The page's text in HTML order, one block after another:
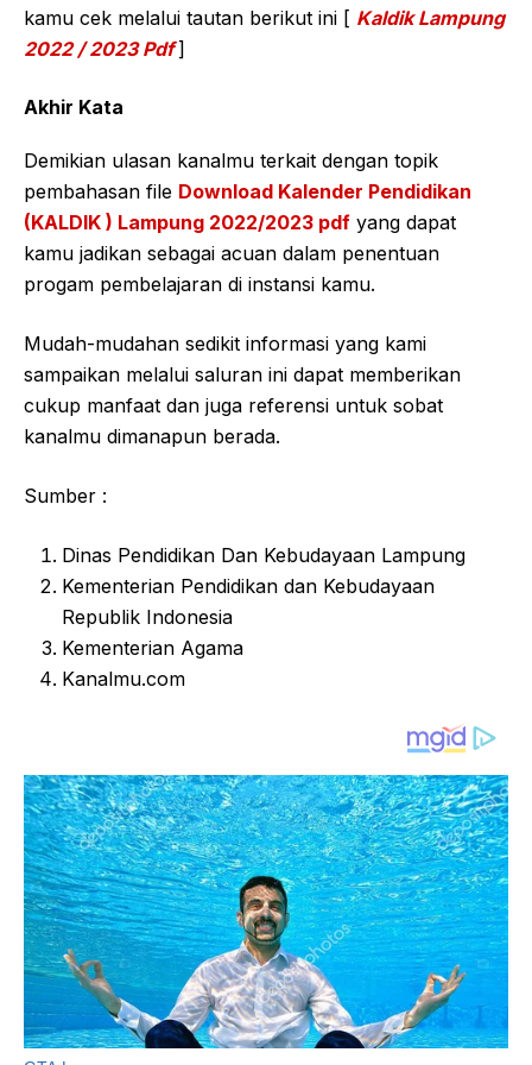
kamu cek melalui tautan berikut ini [ Kaldik Lampung
2022 / 2023 Pdf ]
Akhir Kata
Demikian ulasan kanalmu terkait dengan topik
pembahasan file Download Kalender Pendidikan
(KALDIK ) Lampung 2022/2023 pdf yang dapat
kamu jadikan sebagai acuan dalam penentuan
progam pembelajaran di instansi kamu.
Mudah-mudahan sedikit informasi yang kami
sampaikan melalui saluran ini dapat memberikan
cukup manfaat dan juga referensi untuk sobat
kanalmu dimanapun berada.
Sumber :
Dinas Pendidikan Dan Kebudayaan Lampung
Kementerian Pendidikan dan Kebudayaan
Republik Indonesia
Kementerian Agama
Kanalmu.com